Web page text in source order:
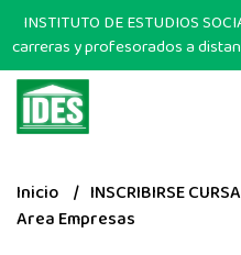
INSTITUTO DE ESTUDIOS
carreras y profesorados a
Inicio
INSCRIBIRSE
Area Empresas